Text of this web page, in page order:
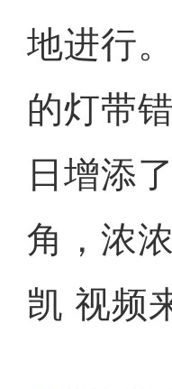
地进行
的灯带
日增添
角，浓
凯 视频